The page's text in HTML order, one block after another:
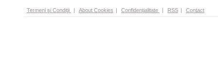
Termeni şi Condiţii | About Cookies | Confidenţialitate | RSS | Contact